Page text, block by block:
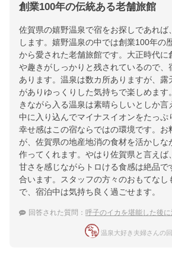
創業100年の伝統ある老舗旅館
佐賀県の嬉野温泉で宿をお探しであれば
します。嬉野温泉の中では創業100年の
から愛された老舗旅館です。大正時代に
や趣きがしっかりと残されているので、
あります。温泉は数カ所ありますが、露
がありゆっくりした気持ちで楽しめます
きながら入る温泉は素晴らしいとしか言
中に入り込んでマイナスイオンをたっぷ
幸せ感はこの宿ならではの環境です。お
が、佐賀県の地産地消の食材を活かしな
作ってくれます。やはり佐賀県と言えば
甘さを感じながらトロける食感は絶品で
合います。スタッフの方々のおもてなし
で、宿泊中は気持ち良く過ごせます。
回答された質問： 呼子のイカを堪能した後に
温泉大好き夫婦さんの